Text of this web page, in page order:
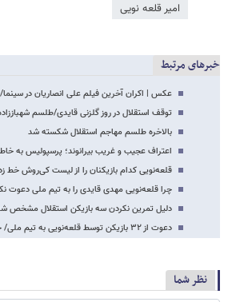
امیر قلعه نویی
خبرهای مرتبط
عکس | اکران آخرین فیلم علی انصاریان در
توقف استقلال در روز گلزنی قایدی/طلسم
بالاخره طلسم مهاجم استقلال شکسته شد
اعتراف عجیب و غریب بیرانوند؛ پرسپولیس به
قلعه‌نویی کدام بازیکنان را از لیست کی‌روش خط
چرا قلعه‌نویی مهدی قایدی را به تیم ملی دعوت
دلیل تمرین نکردن سه بازیکن استقلال مشخص
دعوت از ۳۲ بازیکن توسط قلعه‌نویی به تیم ملی/ خبری از ستاره استقلال نیست
نظر شما